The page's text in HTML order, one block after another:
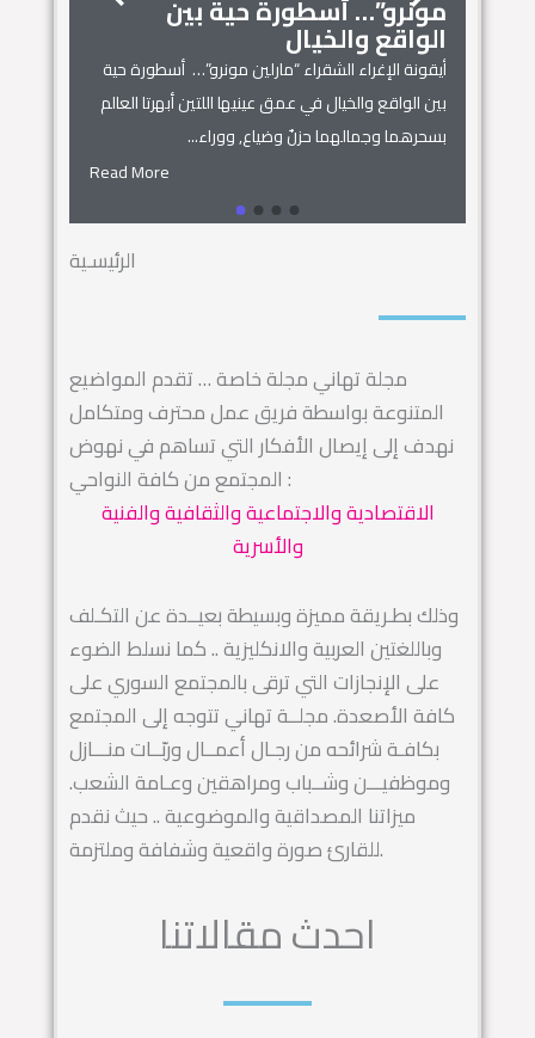
مونرو”… أسطورة حية بين
الواقع والخيال
أيقونة الإغراء الشقراء “مارلين مونرو”… أسطورة حية
بين الواقع والخيال في عمق عينيها اللتين أبهرتا العالم
بسحرهما وجمالهما حزنٌ وضياع, ووراء...
Read More
الرئيسـية
مجلة تهاني مجلة خاصة … تقدم المواضيع
المتنوعة بواسطة فريق عمل محترف ومتكامل
نهدف إلى إيصال الأفكار التي تساهم في نهوض
المجتمع من كافة النواحي :
الاقتصادية والاجتماعية والثقافية والفنية
والأسرية
وذلك بطـريقة مميزة وبسيطة بعيــدة عن التكـلف
وباللغتين العربية والانكليزية .. كما نسلط الضوء
على الإنجازات التي ترقى بالمجتمع السوري على
كافة الأصعدة. مجلــة تهاني تتوجه إلى المجتمع
بكافـة شرائحه من رجـال أعمــال وربّــات منـــازل
وموظفيـــن وشــباب ومراهقين وعـامة الشعب.
ميزاتنا المصداقية والموضوعية .. حيث نقدم
للقارئ صورة واقعية وشفافة وملتزمة.
احدث مقالاتنا